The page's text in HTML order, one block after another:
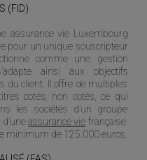
(FID)
assurance vie Luxembourg
pour un unique souscripteur
comme une gestion
ainsi aux objectifs
du client. Il offre de multiples
cotés, non cotés, ce qui
les sociétés d’un groupe
d’uneassurance vie française.
minimum de 125.000 euros.